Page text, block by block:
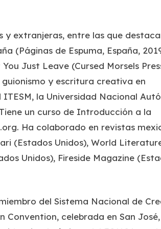
y extranjeras, entre las que
(Páginas de Espuma, España,
You Just Leave (Cursed Morsels
y escritura creativa en
la Universidad Nacional
un curso de Introducción a la
. Ha colaborado en revistas
(Estados Unidos), World
Unidos), Fireside Magazine
del Sistema Nacional de
Convention, celebrada en San José,